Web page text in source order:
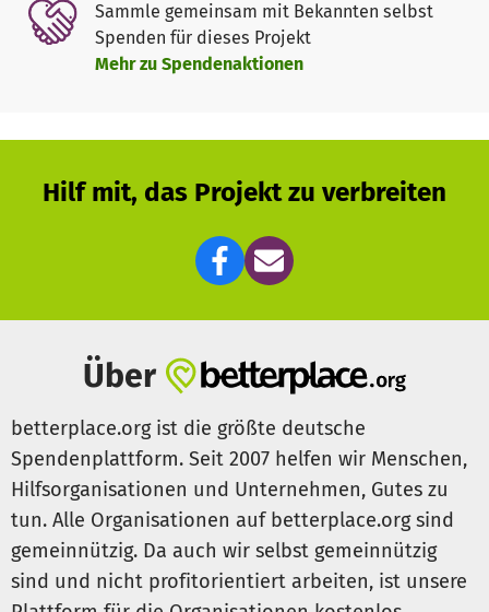
Sammle gemeinsam mit Bekannten selbst
Spenden für dieses Projekt
Mehr zu Spendenaktionen
Hilf mit, das Projekt zu verbreiten
Über
betterplace.org ist die größte deutsche
Spendenplattform. Seit 2007 helfen wir Menschen,
Hilfsorganisationen und Unternehmen, Gutes zu
tun. Alle Organisationen auf betterplace.org sind
gemeinnützig. Da auch wir selbst gemeinnützig
sind und nicht profitorientiert arbeiten, ist unsere